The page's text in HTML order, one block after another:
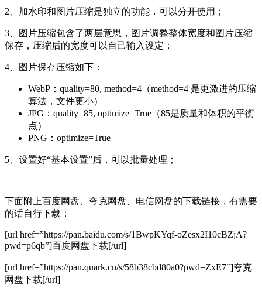
2、加水印和图片压缩是独立的功能，可以分开使用；
3、图片压缩包含了两层意思，图片调整整体宽度和图片压缩
保存，压缩后的宽度可以自己输入设定；
4、图片保存压缩如下：
WebP：quality=80, method=4（method=4 是更激进的压缩
算法，文件更小）
JPG：quality=85, optimize=True（85是质量和体积的平衡
点）
PNG：optimize=True
5、设置好“基本设置”后，可以批量处理；
下面附上百度网盘、夸克网盘、电信网盘的下载链接，有需要
的话自行下载：
[url href=”https://pan.baidu.com/s/1BwpKYqf-oZesx2I10cBZjA?
pwd=p6qb”]百度网盘下载[/url]
[url href=”https://pan.quark.cn/s/58b38cbd80a0?pwd=ZxE7″]夸克
网盘下载[/url]